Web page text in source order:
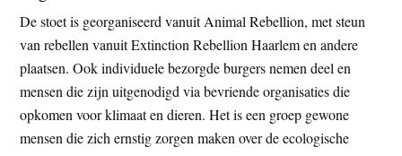
De stoet is georganiseerd vanuit Animal Rebellion, met steun
van rebellen vanuit Extinction Rebellion Haarlem en andere
plaatsen. Ook individuele bezorgde burgers nemen deel en
mensen die zijn uitgenodigd via bevriende organisaties die
opkomen voor klimaat en dieren. Het is een groep gewone
mensen die zich ernstig zorgen maken over de ecologische